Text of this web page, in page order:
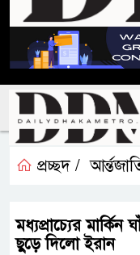
প্রচ্ছদ /
মধ্যপ্রাচ্যের মার্কিন
ছুড়ে দিলো ইরান